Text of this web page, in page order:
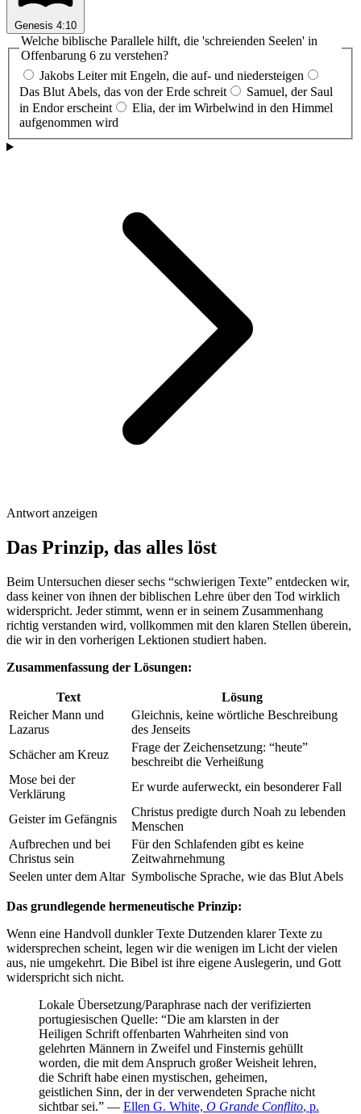
Genesis 4:10
Welche biblische Parallele hilft, die 'schreienden Seelen' in
Offenbarung 6 zu verstehen?
Jakobs Leiter mit Engeln, die auf- und niedersteigen
Das Blut Abels, das von der Erde schreit
Samuel, der Saul
in Endor erscheint
Elia, der im Wirbelwind in den Himmel
aufgenommen wird
Antwort anzeigen
Das Prinzip, das alles löst
Beim Untersuchen dieser sechs “schwierigen Texte” entdecken wir,
dass keiner von ihnen der biblischen Lehre über den Tod wirklich
widerspricht. Jeder stimmt, wenn er in seinem Zusammenhang
richtig verstanden wird, vollkommen mit den klaren Stellen überein,
die wir in den vorherigen Lektionen studiert haben.
Zusammenfassung der Lösungen:
Text
Lösung
Reicher Mann und
Lazarus
Gleichnis, keine wörtliche Beschreibung
des Jenseits
Schächer am Kreuz
Frage der Zeichensetzung: “heute”
beschreibt die Verheißung
Mose bei der
Verklärung
Er wurde auferweckt, ein besonderer Fall
Geister im Gefängnis
Christus predigte durch Noah zu lebenden
Menschen
Aufbrechen und bei
Christus sein
Für den Schlafenden gibt es keine
Zeitwahrnehmung
Seelen unter dem Altar Symbolische Sprache, wie das Blut Abels
Das grundlegende hermeneutische Prinzip:
Wenn eine Handvoll dunkler Texte Dutzenden klarer Texte zu
widersprechen scheint, legen wir die wenigen im Licht der vielen
aus, nie umgekehrt. Die Bibel ist ihre eigene Auslegerin, und Gott
widerspricht sich nicht.
Lokale Übersetzung/Paraphrase nach der verifizierten
portugiesischen Quelle: “Die am klarsten in der
Heiligen Schrift offenbarten Wahrheiten sind von
gelehrten Männern in Zweifel und Finsternis gehüllt
worden, die mit dem Anspruch großer Weisheit lehren,
die Schrift habe einen mystischen, geheimen,
geistlichen Sinn, der in der verwendeten Sprache nicht
sichtbar sei.” — Ellen G. White, O Grande Conflito, p.